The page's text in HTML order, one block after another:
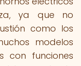
ya que no
como los
modelos
con funciones